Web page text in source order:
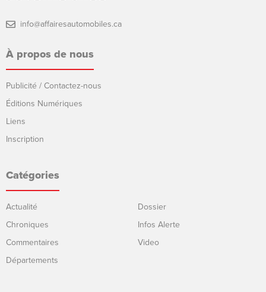
info@affairesautomobiles.ca
À propos de nous
Publicité / Contactez-nous
Éditions Numériques
Liens
Inscription
Catégories
Actualité
Chroniques
Commentaires
Départements
Dossier
Infos Alerte
Video